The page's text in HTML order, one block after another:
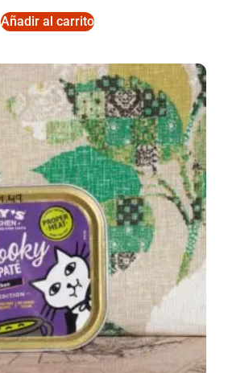
Añadir al carrito